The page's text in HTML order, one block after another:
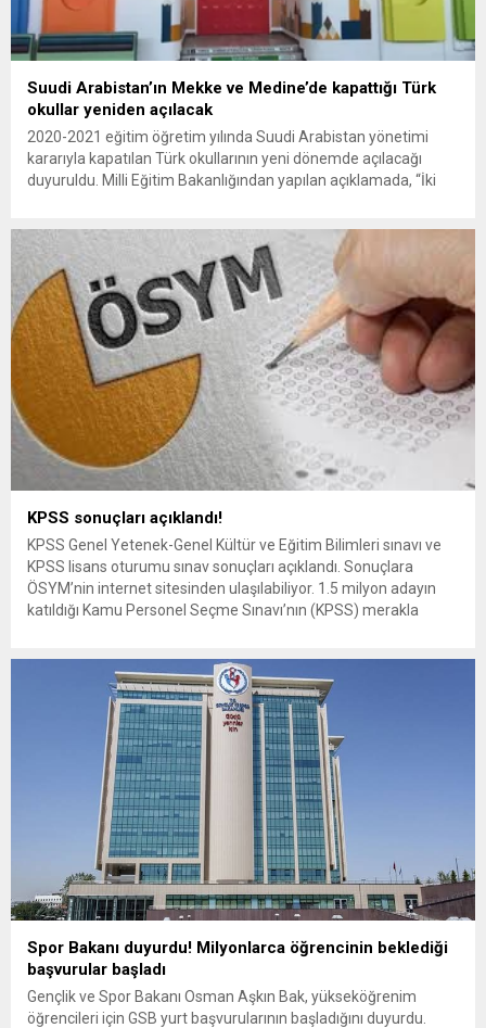
Suudi Arabistan’ın Mekke ve Medine’de kapattığı Türk
okullar yeniden açılacak
2020-2021 eğitim öğretim yılında Suudi Arabistan yönetimi
kararıyla kapatılan Türk okullarının yeni dönemde açılacağı
duyuruldu. Milli Eğitim Bakanlığından yapılan açıklamada, “İki
açılması kararı alındı” denildi. Millî Eğitim Bakanlığı (MEB), 2020-
2021 eğitim öğretim yılında Suudi Arabistan yönetimi...
KPSS sonuçları açıklandı!
KPSS Genel Yetenek-Genel Kültür ve Eğitim Bilimleri sınavı ve
KPSS lisans oturumu sınav sonuçları açıklandı. Sonuçlara
ÖSYM’nin internet sitesinden ulaşılabiliyor. 1.5 milyon adayın
katıldığı Kamu Personel Seçme Sınavı’nın (KPSS) merakla
uygulanan 2024-KPSS Lisans Genel Yetenek-Genel Kültür,
Spor Bakanı duyurdu! Milyonlarca öğrencinin beklediği
başvurular başladı
Gençlik ve Spor Bakanı Osman Aşkın Bak, yükseköğrenim
öğrencileri için GSB yurt başvurularının başladığını duyurdu.